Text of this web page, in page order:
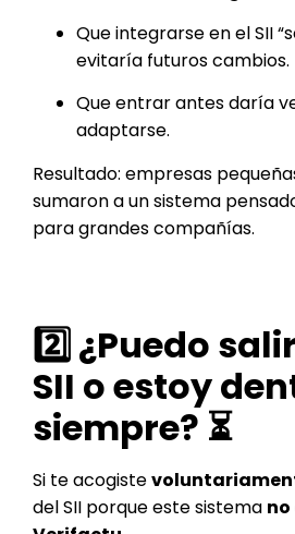
Que integrarse en el SII
evitaría futuros cambios.
Que entrar antes daría
adaptarse.
Resultado: empresas
sumaron a un sistema
para grandes compañías.
2️⃣ ¿Puedo
SII o estoy
siempre? ⏳
Si te acogiste
del SII porque este sistema no